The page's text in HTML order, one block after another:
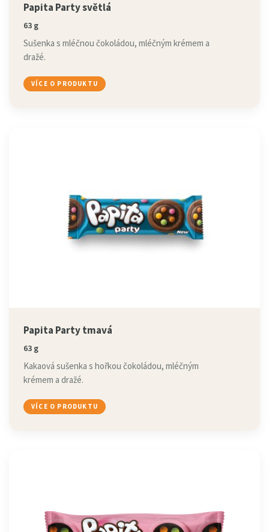
Papita Party světlá
63 g
Sušenka s mléčnou čokoládou, mléčným krémem a
dražé.
VÍCE O PRODUKTU
Papita Party tmavá
63 g
Kakaová sušenka s hořkou čokoládou, mléčným
krémem a dražé.
VÍCE O PRODUKTU